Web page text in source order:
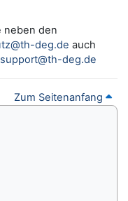
neben den
deg.de auch
deg.de
Zum Seitenanfang